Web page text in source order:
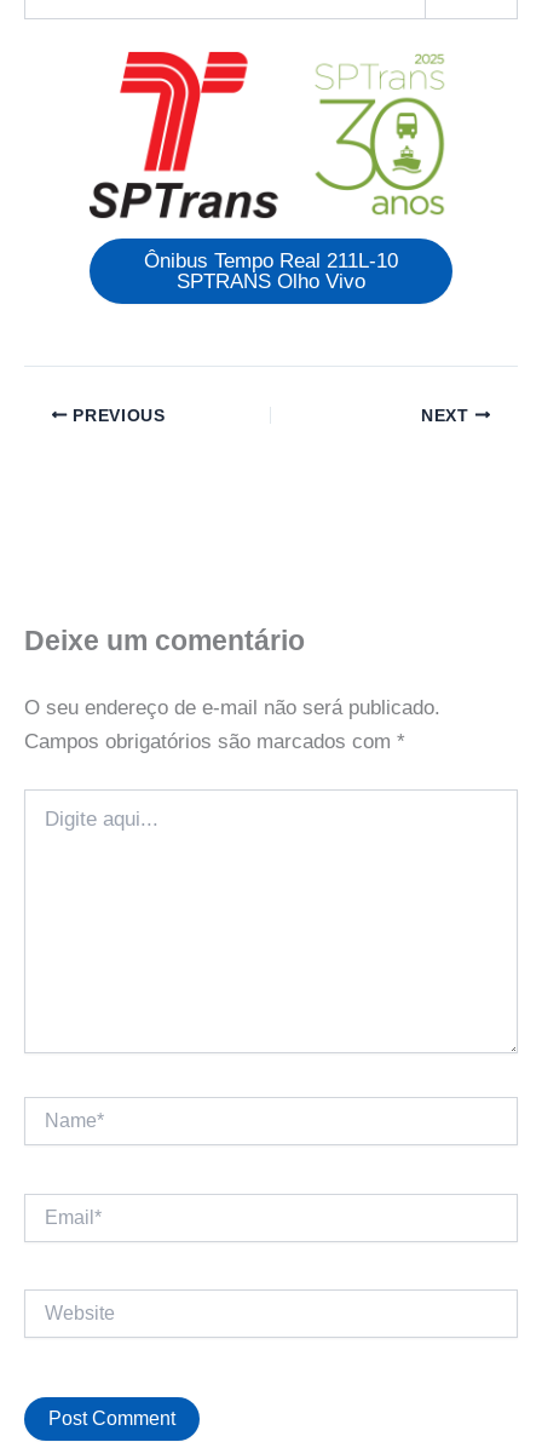
Ônibus Tempo Real 211L-10
SPTRANS Olho Vivo
PREVIOUS NEXT
Deixe um comentário
O seu endereço de e-mail não será publicado.
Campos obrigatórios são marcados com *
aqui...
Website